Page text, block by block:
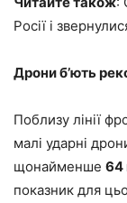
Росії і
Дрони б’ють
Поблизу лінії
малі ударні
щонайменше 64
показник для